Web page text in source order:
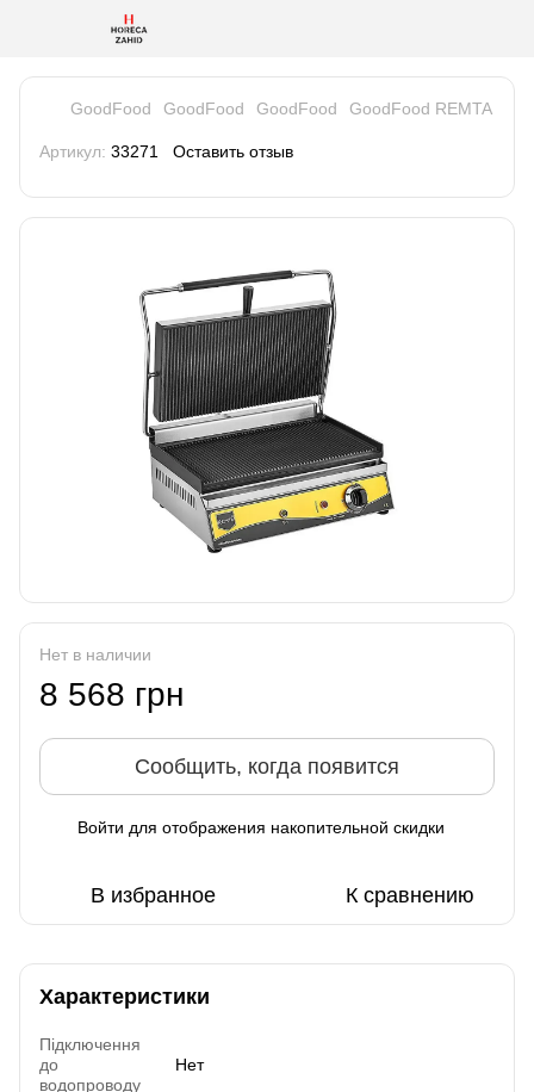
GoodFood GoodFood GoodFood GoodFood REMTA
Артикул: 33271 Оставить отзыв
Нет в наличии
8 568 грн
Сообщить, когда появится
Войти для отображения накопительной скидки
В избранное К сравнению
Характеристики
Підключення
до
водопроводу
Нет